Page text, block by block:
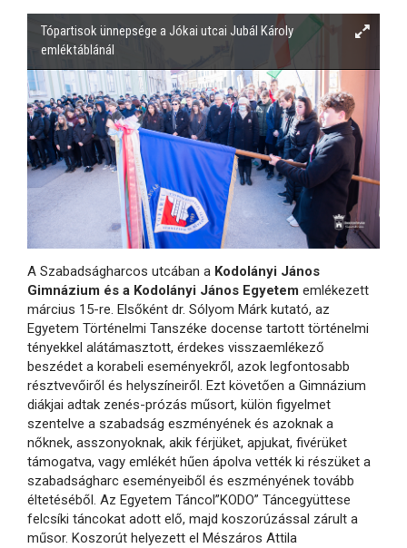
Tópartisok ünnepsége a Jókai utcai Jubál Károly
emléktáblánál
A Szabadságharcos utcában a Kodolányi János
Gimnázium és a Kodolányi János Egyetem emlékezett
március 15-re. Elsőként dr. Sólyom Márk kutató, az
Egyetem Történelmi Tanszéke docense tartott történelmi
tényekkel alátámasztott, érdekes visszaemlékező
beszédet a korabeli eseményekről, azok legfontosabb
résztvevőiről és helyszíneiről. Ezt követően a Gimnázium
diákjai adtak zenés-prózás műsort, külön figyelmet
szentelve a szabadság eszményének és azoknak a
nőknek, asszonyoknak, akik férjüket, apjukat, fivérüket
támogatva, vagy emlékét hűen ápolva vették ki részüket a
szabadságharc eseményeiből és eszményének tovább
éltetéséből. Az Egyetem Táncol”KODO” Táncegyüttese
felcsíki táncokat adott elő, majd koszorúzással zárult a
műsor. Koszorút helyezett el Mészáros Attila